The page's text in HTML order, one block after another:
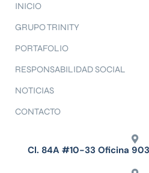
INICIO
GRUPO TRINITY
PORTAFOLIO
RESPONSABILIDAD SOCIAL
NOTICIAS
CONTACTO
Cl. 84A #10-33 Oficina